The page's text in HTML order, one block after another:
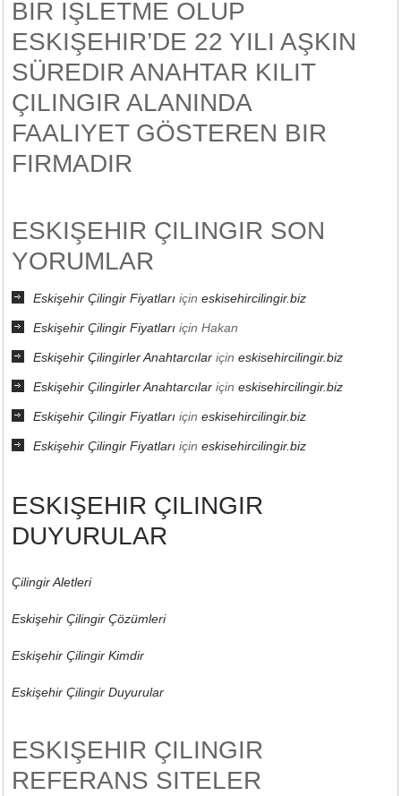
BIR IŞLETME OLUP
ESKIŞEHIR’DE 22 YILI AŞKIN
SÜREDIR ANAHTAR KILIT
ÇILINGIR ALANINDA
FAALIYET GÖSTEREN BIR
FIRMADIR
ESKIŞEHIR ÇILINGIR SON
YORUMLAR
Eskişehir Çilingir Fiyatları içineskisehircilingir.biz
Eskişehir Çilingir Fiyatları içinHakan
Eskişehir Çilingirler Anahtarcılar içineskisehircilingir.biz
Eskişehir Çilingirler Anahtarcılar içineskisehircilingir.biz
Eskişehir Çilingir Fiyatları içineskisehircilingir.biz
Eskişehir Çilingir Fiyatları içineskisehircilingir.biz
ESKIŞEHIR ÇILINGIR
DUYURULAR
Çilingir Aletleri
Eskişehir Çilingir Çözümleri
Eskişehir Çilingir Kimdir
Eskişehir Çilingir Duyurular
ESKIŞEHIR ÇILINGIR
REFERANS SITELER